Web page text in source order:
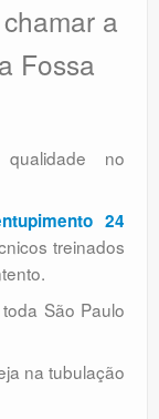
a
Fossa
no
24
treinados
São Paulo
na tubulação